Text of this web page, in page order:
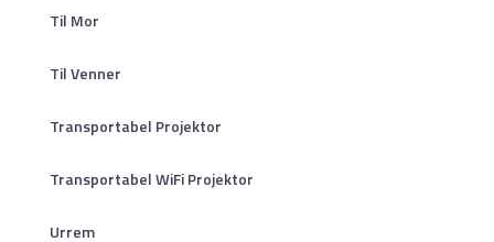
Til Mor
Til Venner
Transportabel Projektor
Transportabel WiFi Projektor
Urrem